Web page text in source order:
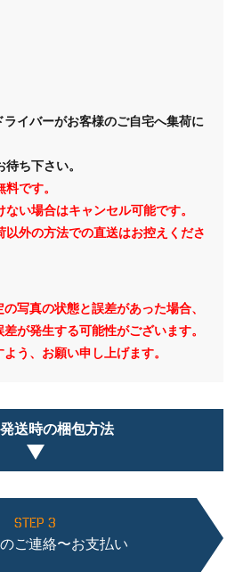
イバーがお客様のご自宅へ集荷に
ち下さい。
です。
い場合はキャンセル可能です。
外の方法での直送はお控えくださ
写真の状態と誤差があった場合、
が発生する可能性がございます。
う、お願い申し上げます。
送時の梱包方法
STEP 3
ご連絡〜お支払い